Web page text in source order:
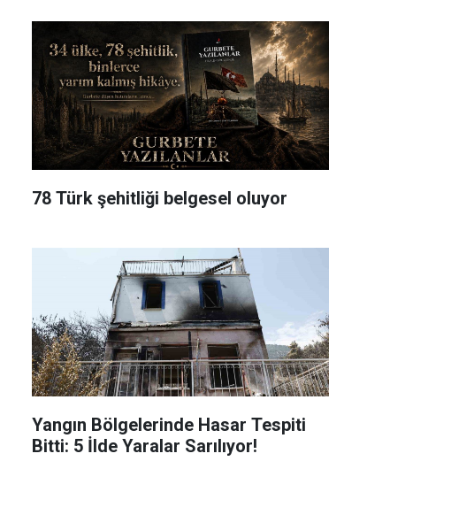
78 Türk şehitliği belgesel oluyor
Yangın Bölgelerinde Hasar Tespiti
Bitti: 5 İlde Yaralar Sarılıyor!